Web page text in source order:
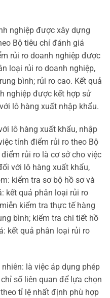
nghiệp được xây dựng
Bộ tiêu chí đánh giá
rủi ro doanh nghiệp được
loại rủi ro doanh nghiệp,
bình; rủi ro cao. Kết quả
nghiệp được kết hợp sử
lô hàng xuất nhập khẩu.
lô hàng xuất khẩu, nhập
tính điểm rủi ro theo Bộ
rủi ro là cơ sở cho việc
với lô hàng xuất khẩu,
kiểm tra sơ bộ hồ sơ và
kết quả phân loại rủi ro
kiểm tra thực tế hàng
bình; kiểm tra chi tiết hồ
kết quả phân loại rủi ro
là việc áp dụng phép
số liên quan để lựa chọn
tỉ lệ nhất định phù hợp